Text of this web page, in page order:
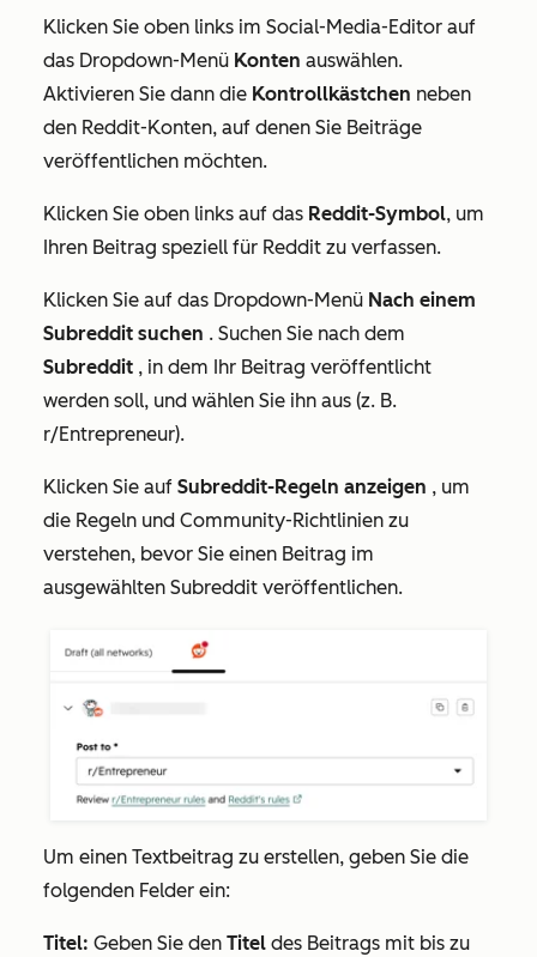
Klicken Sie oben links im Social-Media-Editor auf
das Dropdown-Menü Konten auswählen.
Aktivieren Sie dann die Kontrollkästchen neben
den Reddit-Konten, auf denen Sie Beiträge
veröffentlichen möchten.
Klicken Sie oben links auf das Reddit-Symbol, um
Ihren Beitrag speziell für Reddit zu verfassen.
Klicken Sie auf das Dropdown-Menü Nach einem
Subreddit suchen . Suchen Sie nach dem
Subreddit , in dem Ihr Beitrag veröffentlicht
werden soll, und wählen Sie ihn aus (z. B.
r/Entrepreneur).
Klicken Sie auf Subreddit-Regeln anzeigen , um
die Regeln und Community-Richtlinien zu
verstehen, bevor Sie einen Beitrag im
ausgewählten Subreddit veröffentlichen.
Um einen Textbeitrag zu erstellen, geben Sie die
folgenden Felder ein:
Titel: Geben Sie den Titel des Beitrags mit bis zu